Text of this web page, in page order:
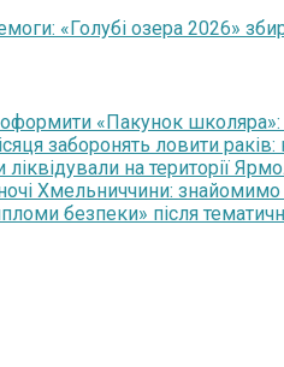
«Голубі озера 2026»
«Пакунок школяра»:
заборонять ловити
ліквідували на території
Хмельниччини: знайомимо
безпеки» після